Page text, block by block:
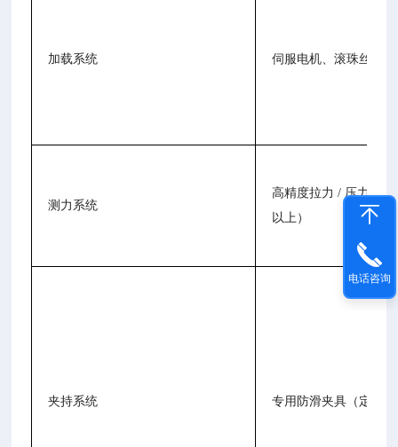
加载系统 伺服电机、滚珠丝杠
测力系统
高精度拉力 / 压力传感
以上）
夹持系统 专用防滑夹具（定制
电话咨询